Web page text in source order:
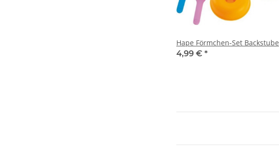
Hape Förmchen-Set Backstube
4,99 € *